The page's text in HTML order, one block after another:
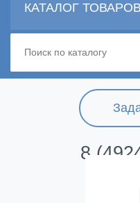
8
КАТАЛОГ ТОВАРОВ